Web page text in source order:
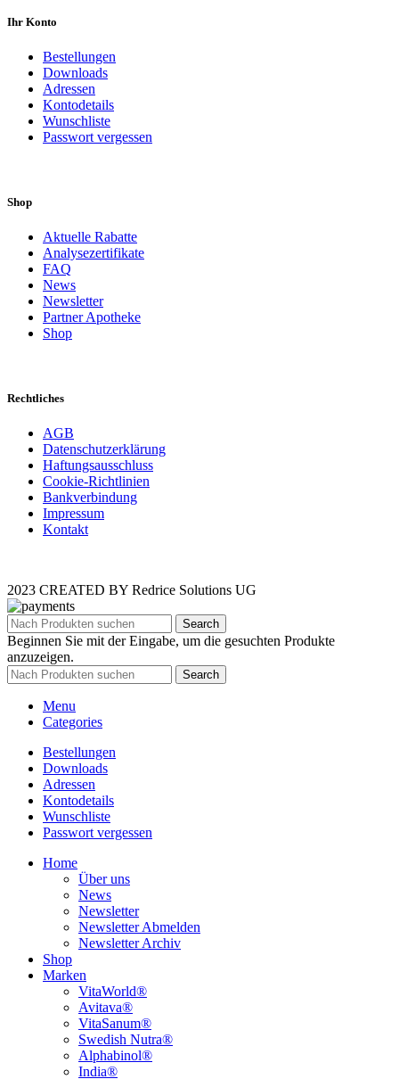
Ihr Konto
Bestellungen
Downloads
Adressen
Kontodetails
Wunschliste
Passwort vergessen
Shop
Aktuelle Rabatte
Analysezertifikate
FAQ
News
Newsletter
Partner Apotheke
Shop
Rechtliches
AGB
Datenschutzerklärung
Haftungsausschluss
Cookie-Richtlinien
Bankverbindung
Impressum
Kontakt
2023 CREATED BY Redrice Solutions UG
Search
Beginnen Sie mit der Eingabe, um die gesuchten Produkte
anzuzeigen.
Search
Menu
Categories
Bestellungen
Downloads
Adressen
Kontodetails
Wunschliste
Passwort vergessen
Home
Über uns
News
Newsletter
Newsletter Abmelden
Newsletter Archiv
Shop
Marken
VitaWorld®
Avitava®
VitaSanum®
Swedish Nutra®
Alphabinol®
India®